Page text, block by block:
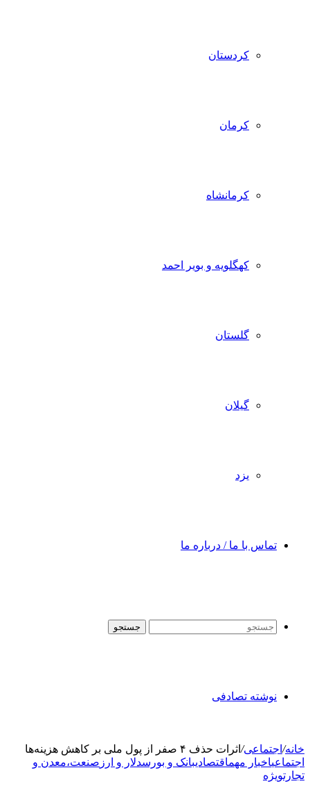
کردستان
کرمان
کرمانشاه
کهگلویه و بویر احمد
گلستان
گیلان
یزد
تماس با ما / درباره ما
جستجو
نوشته تصادفی
خانه/ اجتماعی/ اثرات حذف ۴ صفر از پول ملی بر کاهش هزینه‌ها
اجتماعیاخبار مهماقتصادیبانک و بورسدلار و ارز صنعت،معدن و
تجارتویژه